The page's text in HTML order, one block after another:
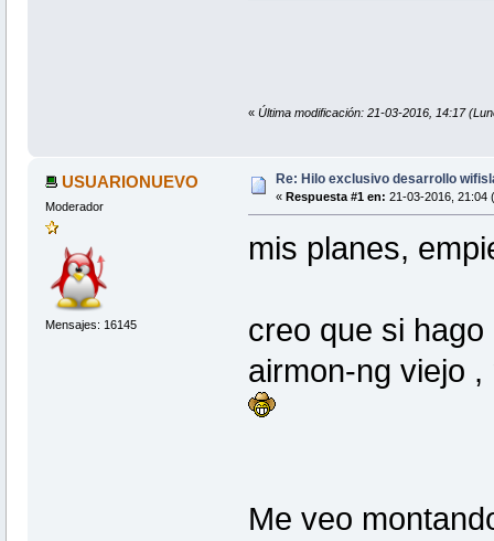
« Última modificación: 21-03-2016, 14:17
USUARIONUEVO
Moderador
Mensajes: 16145
Re: Hilo exclusivo desarrollo
« Respuesta #1 en: 21-03-2016, 21:04
mis planes,
creo que si
airmon-ng viejo
Me veo